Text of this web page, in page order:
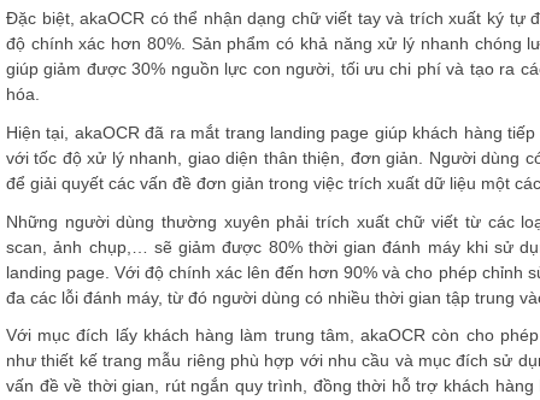
Đặc biệt, akaOCR có thể nhận dạng chữ viết tay và trích xuất ký tự
độ chính xác hơn 80%. Sản phẩm có khả năng xử lý nhanh chóng
giúp giảm được 30% nguồn lực con người, tối ưu chi phí và tạo ra
hóa.
Hiện tại, akaOCR đã ra mắt trang landing page giúp khách hàng
với tốc độ xử lý nhanh, giao diện thân thiện, đơn giản. Người dùng
để giải quyết các vấn đề đơn giản trong việc trích xuất dữ liệu một
Những người dùng thường xuyên phải trích xuất chữ viết từ các
scan, ảnh chụp,… sẽ giảm được 80% thời gian đánh máy khi sử
landing page. Với độ chính xác lên đến hơn 90% và cho phép chỉnh
đa các lỗi đánh máy, từ đó người dùng có nhiều thời gian tập trung
Với mục đích lấy khách hàng làm trung tâm, akaOCR còn cho
như thiết kế trang mẫu riêng phù hợp với nhu cầu và mục đích sử
vấn đề về thời gian, rút ngắn quy trình, đồng thời hỗ trợ khách